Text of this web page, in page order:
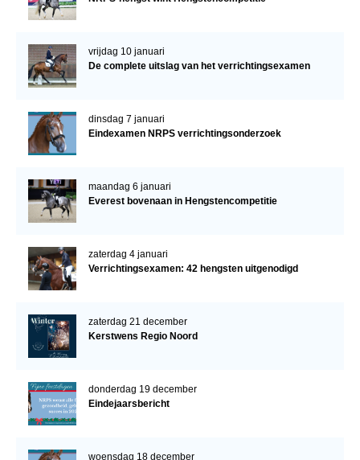
vrijdag 10 januari
De complete uitslag van het verrichtingsexamen
dinsdag 7 januari
Eindexamen NRPS verrichtingsonderzoek
maandag 6 januari
Everest bovenaan in Hengstencompetitie
zaterdag 4 januari
Verrichtingsexamen: 42 hengsten uitgenodigd
zaterdag 21 december
Kerstwens Regio Noord
donderdag 19 december
Eindejaarsbericht
woensdag 18 december